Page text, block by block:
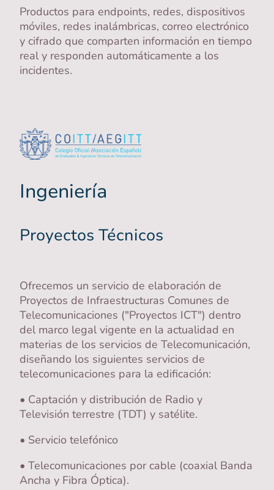
Productos para endpoints, redes, dispositivos
móviles, redes inalámbricas, correo electrónico
y cifrado que comparten información en tiempo
real y responden automáticamente a los
incidentes.
Ingeniería
Proyectos Técnicos
Ofrecemos un servicio de elaboración de
Proyectos de Infraestructuras Comunes de
Telecomunicaciones ("Proyectos ICT") dentro
del marco legal vigente en la actualidad en
materias de los servicios de Telecomunicación,
diseñando los siguientes servicios de
telecomunicaciones para la edificación:
• Captación y distribución de Radio y
Televisión terrestre (TDT) y satélite.
• Servicio telefónico
• Telecomunicaciones por cable (coaxial Banda
Ancha y Fibra Óptica).